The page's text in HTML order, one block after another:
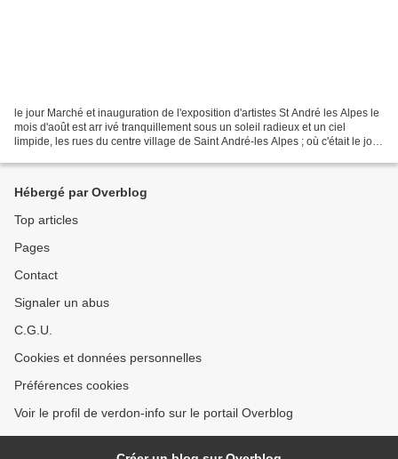
le jour Marché et inauguration de l'exposition d'artistes St André les Alpes le
mois d'août est arr ivé tranquillement sous un soleil radieux et un ciel
limpide, les rues du centre village de Saint André-les Alpes ; où c'était le jour
Hébergé par Overblog
Top articles
Pages
Contact
Signaler un abus
C.G.U.
Cookies et données personnelles
Préférences cookies
Voir le profil de verdon-info sur le portail Overblog